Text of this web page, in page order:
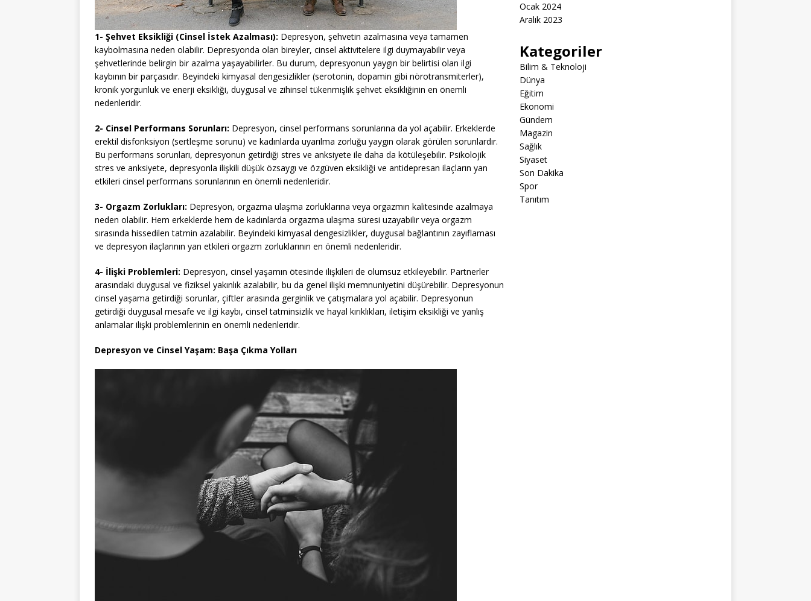
1- Şehvet Eksikliği (Cinsel İstek Azalması): Depresyon, şehvetin azalmasına veya tamamen
kaybolmasına neden olabilir. Depresyonda olan bireyler, cinsel aktivitelere ilgi duymayabilir veya
şehvetlerinde belirgin bir azalma yaşayabilirler. Bu durum, depresyonun yaygın bir belirtisi olan ilgi
kaybının bir parçasıdır. Beyindeki kimyasal dengesizlikler (serotonin, dopamin gibi nörotransmiterler),
kronik yorgunluk ve enerji eksikliği, duygusal ve zihinsel tükenmişlik şehvet eksikliğinin en önemli
nedenleridir.
2- Cinsel Performans Sorunları: Depresyon, cinsel performans sorunlarına da yol açabilir. Erkeklerde
erektil disfonksiyon (sertleşme sorunu) ve kadınlarda uyarılma zorluğu yaygın olarak görülen sorunlardır.
Bu performans sorunları, depresyonun getirdiği stres ve anksiyete ile daha da kötüleşebilir. Psikolojik
stres ve anksiyete, depresyonla ilişkili düşük özsaygı ve özgüven eksikliği ve antidepresan ilaçların yan
etkileri cinsel performans sorunlarının en önemli nedenleridir.
3- Orgazm Zorlukları: Depresyon, orgazma ulaşma zorluklarına veya orgazmın kalitesinde azalmaya
neden olabilir. Hem erkeklerde hem de kadınlarda orgazma ulaşma süresi uzayabilir veya orgazm
sırasında hissedilen tatmin azalabilir. Beyindeki kimyasal dengesizlikler, duygusal bağlantının zayıflaması
ve depresyon ilaçlarının yan etkileri orgazm zorluklarının en önemli nedenleridir.
4- İlişki Problemleri: Depresyon, cinsel yaşamın ötesinde ilişkileri de olumsuz etkileyebilir. Partnerler
arasındaki duygusal ve fiziksel yakınlık azalabilir, bu da genel ilişki memnuniyetini düşürebilir. Depresyonun
cinsel yaşama getirdiği sorunlar, çiftler arasında gerginlik ve çatışmalara yol açabilir. Depresyonun
getirdiği duygusal mesafe ve ilgi kaybı, cinsel tatminsizlik ve hayal kırıklıkları, iletişim eksikliği ve yanlış
anlamalar ilişki problemlerinin en önemli nedenleridir.
Depresyon ve Cinsel Yaşam: Başa Çıkma Yolları
Ocak 2024
Aralık 2023
Kategoriler
Bilim & Teknoloji
Dünya
Eğitim
Ekonomi
Gündem
Magazin
Sağlık
Siyaset
Son Dakika
Spor
Tanıtım